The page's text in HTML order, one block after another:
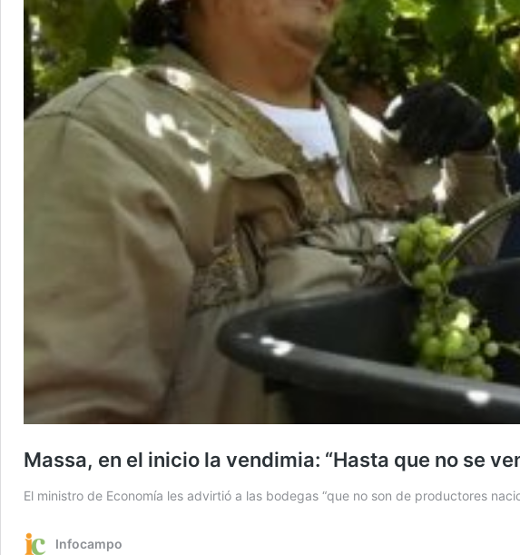
Massa, en el inicio la vendimia: “Hasta que no se
El ministro de Economía les advirtió a las bodegas “que no son de productores
Infocampo